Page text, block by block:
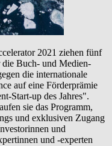
2021 ziehen fünf
die Buch- und Medien-
die internationale
auf eine Förderprämie
Start-up des Jahres".
sie das Programm,
und exklusiven Zugang
und
und -experten